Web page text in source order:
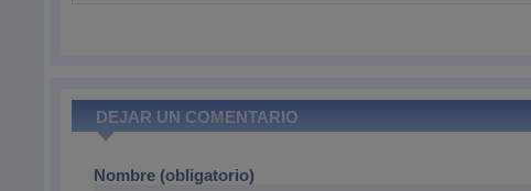
DEJAR UN COMENTARIO
Nombre (obligatorio)